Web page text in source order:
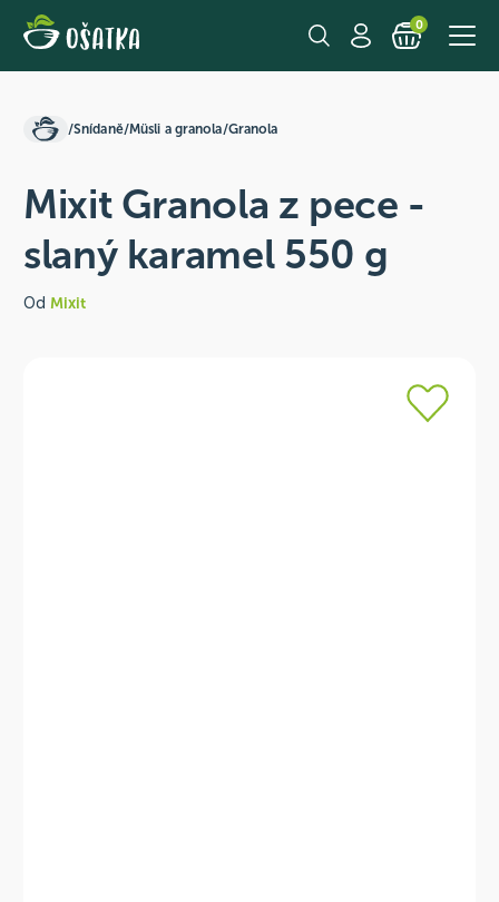
0
/Snídaně/Müsli a granola/Granola
Mixit Granola z pece -
slaný karamel 550 g
Od Mixit